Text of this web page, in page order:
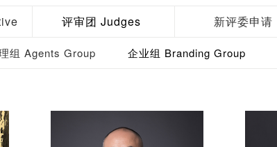
评审团 Judges 新评委申请
组 Agents Group 企业组 Branding Group